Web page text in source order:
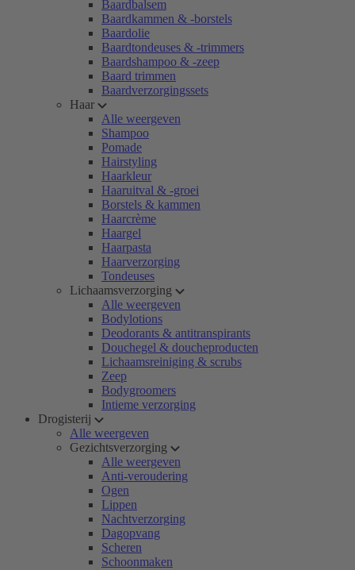
Baardbalsem
Baardkammen & -borstels
Baardolie
Baardtondeuses & -trimmers
Baardshampoo & -zeep
Baard trimmen
Baardverzorgingssets
Haar
Alle weergeven
Shampoo
Pomade
Hairstyling
Haarkleur
Haaruitval & -groei
Borstels & kammen
Haarcrème
Haargel
Haarpasta
Haarverzorging
Tondeuses
Lichaamsverzorging
Alle weergeven
Bodylotions
Deodorants & antitranspirants
Douchegel & doucheproducten
Lichaamsreiniging & scrubs
Zeep
Bodygroomers
Intieme verzorging
Drogisterij
Alle weergeven
Gezichtsverzorging
Alle weergeven
Anti-veroudering
Ogen
Lippen
Nachtverzorging
Dagopvang
Scheren
Schoonmaken